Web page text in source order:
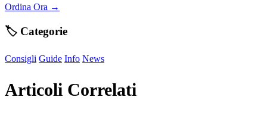
Ordina Ora →
🏷️ Categorie
Consigli Guide Info News
Articoli Correlati